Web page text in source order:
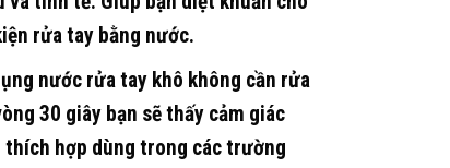
rửa tay bằng nước.
nước rửa tay khô không cần rửa
30 giây bạn sẽ thấy cảm giác
thích hợp dùng trong các trường